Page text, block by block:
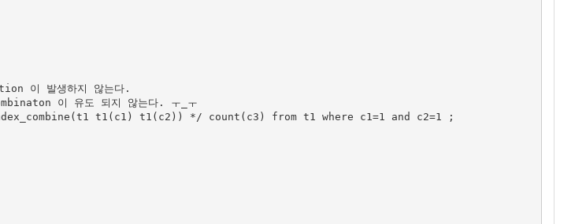
이 발생하지 않는다.
이 유도 되지 않는다. ㅜ_ㅜ
t1(c1) t1(c2)) */ count(c3) from t1 where c1=1 and c2=1 ;